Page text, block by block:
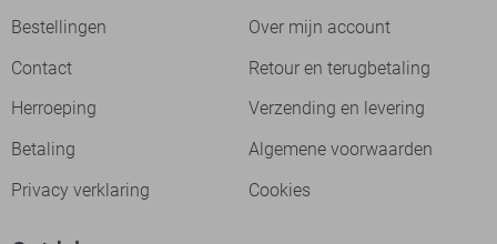
Bestellingen
Over mijn account
Contact
Retour en terugbetaling
Herroeping
Verzending en levering
Betaling
Algemene voorwaarden
Privacy verklaring
Cookies